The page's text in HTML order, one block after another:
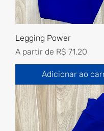
Legging Power
A partir de R$ 71,20
Preço promocional
Adicionar ao